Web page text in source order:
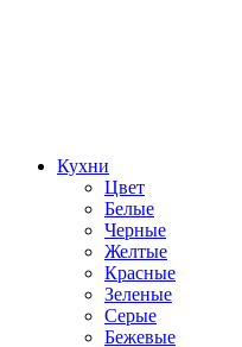
Кухни
Цвет
Белые
Черные
Желтые
Красные
Зеленые
Серые
Бежевые